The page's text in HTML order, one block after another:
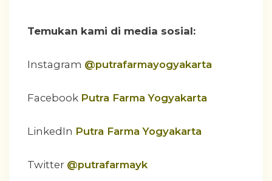
Temukan kami di media sosial:
Instagram @putrafarmayogyakarta
Facebook Putra Farma Yogyakarta
LinkedIn Putra Farma Yogyakarta
Twitter @putrafarmayk